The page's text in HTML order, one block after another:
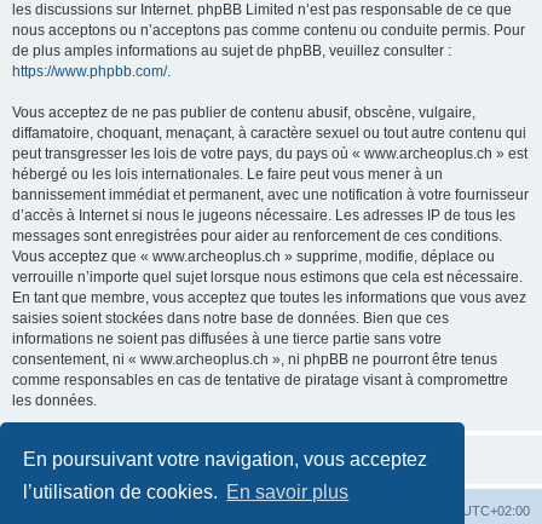
En poursuivant votre navigation, vous acceptez
l’utilisation de cookies. En savoir plus
les discussions sur Internet. phpBB Limited n’est pas responsable de ce que
nous acceptons ou n’acceptons pas comme contenu ou conduite permis. Pour
de plus amples informations au sujet de phpBB, veuillez consulter :
https://www.phpbb.com/.
Vous acceptez de ne pas publier de contenu abusif, obscène, vulgaire,
diffamatoire, choquant, menaçant, à caractère sexuel ou tout autre contenu qui
peut transgresser les lois de votre pays, du pays où « www.archeoplus.ch » est
hébergé ou les lois internationales. Le faire peut vous mener à un
bannissement immédiat et permanent, avec une notification à votre fournisseur
d’accès à Internet si nous le jugeons nécessaire. Les adresses IP de tous les
messages sont enregistrées pour aider au renforcement de ces conditions.
Vous acceptez que « www.archeoplus.ch » supprime, modifie, déplace ou
verrouille n’importe quel sujet lorsque nous estimons que cela est nécessaire.
En tant que membre, vous acceptez que toutes les informations que vous avez
saisies soient stockées dans notre base de données. Bien que ces
informations ne soient pas diffusées à une tierce partie sans votre
consentement, ni « www.archeoplus.ch », ni phpBB ne pourront être tenus
comme responsables en cas de tentative de piratage visant à compromettre
les données.
UTC+02:00